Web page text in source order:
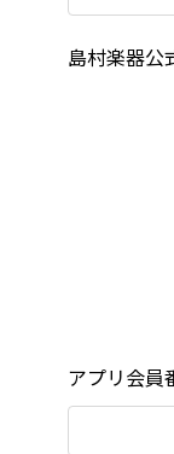
島村楽器公
アプリ会員